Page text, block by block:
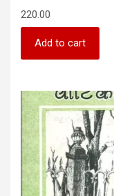
220.00
Add to cart